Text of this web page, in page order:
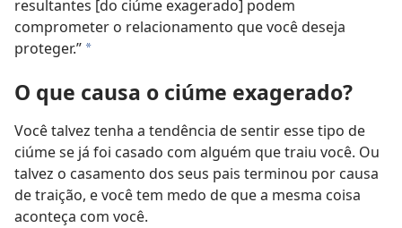
resultantes [do ciúme exagerado] podem
comprometer o relacionamento que você deseja
proteger.” a
O que causa o ciúme exagerado?
Você talvez tenha a tendência de sentir esse tipo de
ciúme se já foi casado com alguém que traiu você. Ou
talvez o casamento dos seus pais terminou por causa
de traição, e você tem medo de que a mesma coisa
aconteça com você.